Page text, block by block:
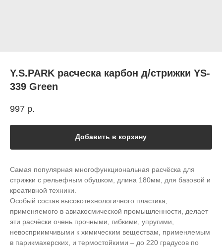
Y.S.PARK расческа карбон д/стрижки YS-
339 Green
997 р.
Добавить в корзину
Самая популярная многофункциональная расчёска для
стрижки с рельефным обушком, длина 180мм, для базовой и
креативной техники.
Особый состав высокотехнологичного пластика,
применяемого в авиакосмической промышленности, делает
эти расчёски очень прочными, гибкими, упругими,
невосприимчивыми к химическим веществам, применяемым
в парикмахерских, и термостойкими – до 220 градусов по